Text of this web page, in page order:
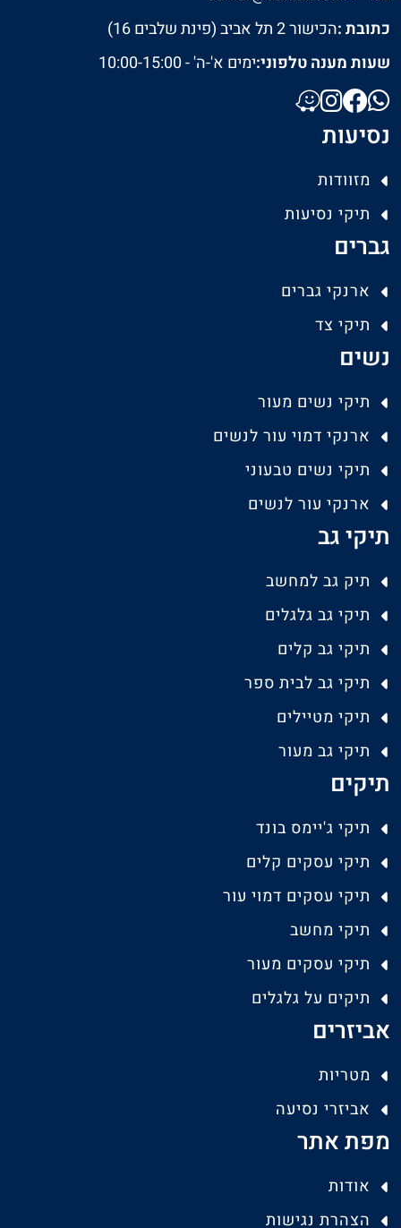
כתובת :הכישור 2 תל אביב (פינת שלבים 16)
שעות מענה טלפוני:ימים א'-ה' - 10:00-15:00
נסיעות
מזוודות
תיקי נסיעות
גברים
ארנקי גברים
תיקי צד
נשים
תיקי נשים מעור
ארנקי דמוי עור לנשים
תיקי נשים טבעוני
ארנקי עור לנשים
תיקי גב
תיק גב למחשב
תיקי גב גלגלים
תיקי גב קלים
תיקי גב לבית ספר
תיקי מטיילים
תיקי גב מעור
תיקים
תיקי ג'יימס בונד
תיקי עסקים קלים
תיקי עסקים דמוי עור
תיקי מחשב
תיקי עסקים מעור
תיקים על גלגלים
אביזרים
מטריות
אביזרי נסיעה
מפת אתר
אודות
הצהרת נגישות